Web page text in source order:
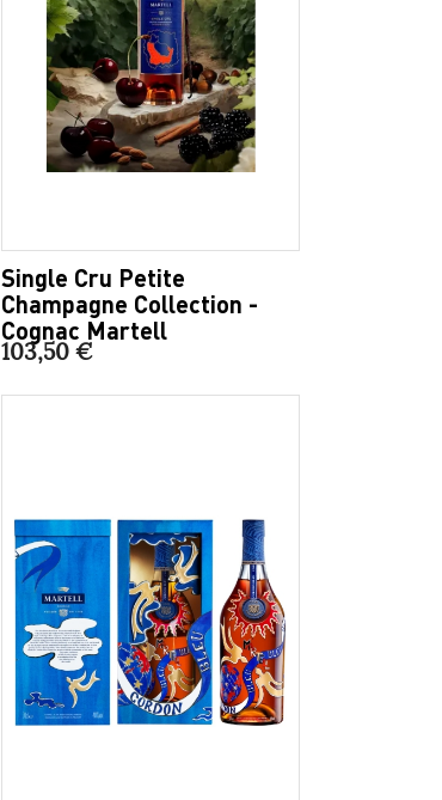
Single Cru Petite
Champagne Collection -
Cognac Martell
103,50 €